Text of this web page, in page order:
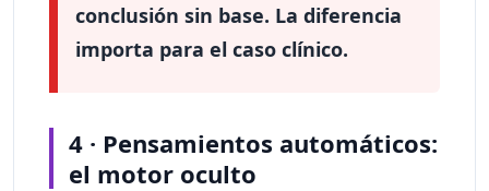
conclusión sin base. La diferencia
importa para el caso clínico.
4 · Pensamientos automáticos:
el motor oculto